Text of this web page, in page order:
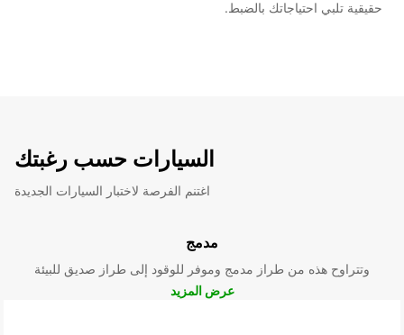
حقيقية تلبي احتياجاتك بالضبط.
السيارات حسب رغبتك
اغتنم الفرصة لاختبار السيارات الجديدة
مدمج
وتتراوح هذه من طراز مدمج وموفر للوقود إلى طراز صديق للبيئة
عرض المزيد